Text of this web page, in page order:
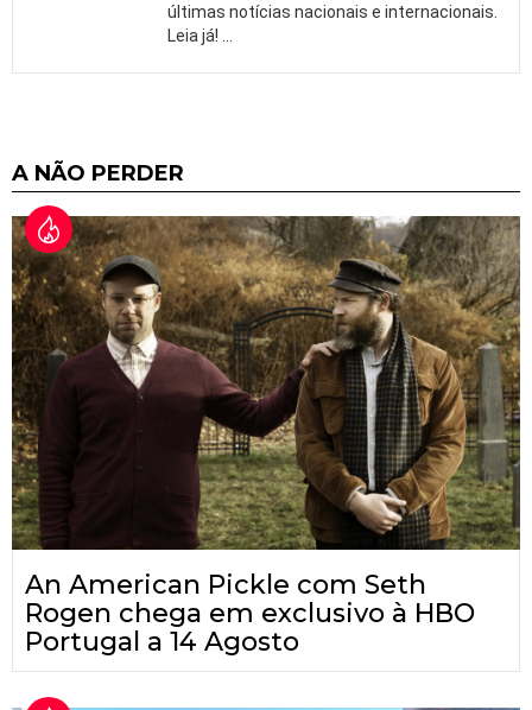
últimas notícias nacionais e internacionais.
Leia já!
A NÃO PERDER
An American Pickle com Seth
Rogen chega em exclusivo à HBO
Portugal a 14 Agosto